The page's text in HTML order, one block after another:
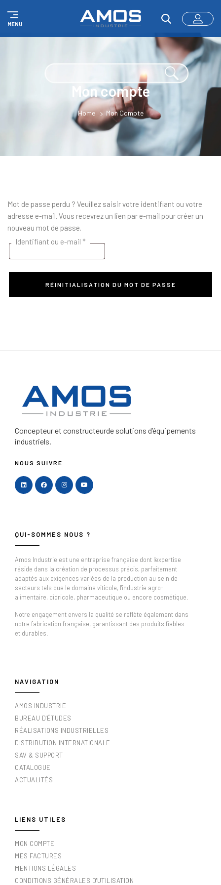
MENU
Mon compte
Home Mon Compte
Mot de passe perdu ? Veuillez saisir votre identifiant ou votre
adresse e-mail. Vous recevrez un lien par e-mail pour créer un
nouveau mot de passe.
Identifiant ou e-mail *
RÉINITIALISATION DU MOT DE PASSE
Concepteur et constructeurde solutions d’équipements
industriels.
NOUS SUIVRE
QUI-SOMMES NOUS ?
Amos Industrie est une entreprise française dont l'expertise
réside dans la création de processus précis, parfaitement
adaptés aux exigences variées de la production au sein de
secteurs tels que le domaine viticole, l'industrie agro-
alimentaire, cidricole, pharmaceutique ou encore cosmétique.
Notre engagement envers la qualité se reflète également dans
notre fabrication française, garantissant des produits fiables
et durables.
NAVIGATION
AMOS INDUSTRIE
BUREAU D'ÉTUDES
RÉALISATIONS INDUSTRIELLES
DISTRIBUTION INTERNATIONALE
SAV & SUPPORT
CATALOGUE
ACTUALITÉS
LIENS UTILES
MON COMPTE
MES FACTURES
MENTIONS LÉGALES
CONDITIONS GÉNÉRALES D'UTILISATION